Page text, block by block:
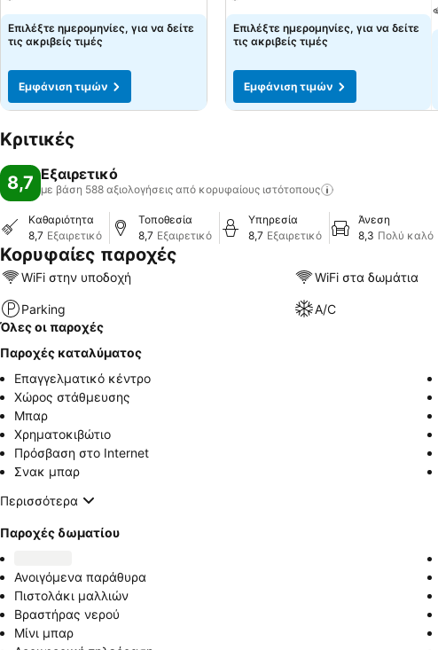
Επιλέξτε ημερομηνίες, για να δείτε
τις ακριβείς τιμές
Εμφάνιση τιμών
Επιλέξτε ημερομηνίες, για να δείτε
τις ακριβείς τιμές
Εμφάνιση τιμών
Κριτικές
8,7 Εξαιρετικό
με βάση 588 αξιολογήσεις από κορυφαίους ιστότοπους
Καθαριότητα
8,7 Εξαιρετικό
Τοποθεσία
8,7 Εξαιρετικό
Υπηρεσία
8,7 Εξαιρετικό
Άνεση
8,3 Πολύ καλό
Κορυφαίες παροχές
WiFi στην υποδοχή WiFi στα δωμάτια
Parking A/C
Όλες οι παροχές
Παροχές καταλύματος
Επαγγελματικό κέντρο
Χώρος στάθμευσης
Μπαρ
Χρηματοκιβώτιο
Πρόσβαση στο Internet
Σνακ μπαρ
Περισσότερα
Παροχές δωματίου
Ανοιγόμενα παράθυρα
Πιστολάκι μαλλιών
Βραστήρας νερού
Μίνι μπαρ